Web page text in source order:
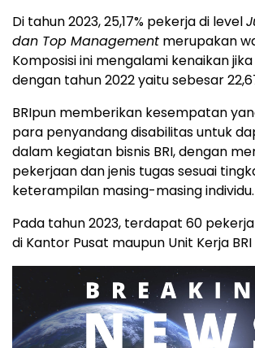
Di tahun 2023, 25,17% pekerja di level
dan Top Management merupakan
Komposisi ini mengalami kenaikan
dengan tahun 2022 yaitu sebesar
BRIpun memberikan kesempatan
para penyandang disabilitas untuk
dalam kegiatan bisnis BRI, dengan
pekerjaan dan jenis tugas sesuai
keterampilan masing-masing individu.
Pada tahun 2023, terdapat 60
di Kantor Pusat maupun Unit Kerja